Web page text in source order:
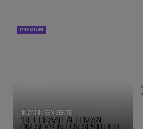
‘HET DRAAIT ALLEMAAL
OM SEKS IN EEN SPIRITUEEL
‘IK ZAT IN EEN SEKTE’